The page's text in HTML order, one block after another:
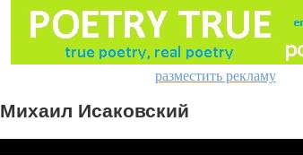
разместить рекламу
Михаил Исаковский